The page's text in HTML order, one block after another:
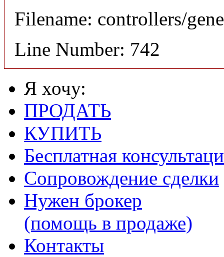
Filename: controllers/
Line Number: 742
Я хочу:
ПРОДАТЬ
КУПИТЬ
Бесплатная
Сопровождение сделки
Нужен брокер
(помощь в продаже)
Контакты